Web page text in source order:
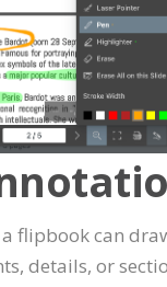
flipbook can
details, or